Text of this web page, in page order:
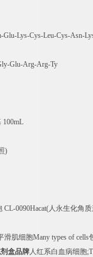
Lys-Cys-Leu-Cys-Asn-
Glu-Arg-Arg-Ty
100mL
)
CL-0090Hacat(人永生化角
滑肌细胞Many types of cells
盒品牌人红系白血病细胞